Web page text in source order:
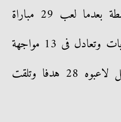
المسابقة برصيد 40 نقطة بعدما لعب 29 مباراة
حقق الفوز فى 9 مباريات وتعادل فى 13 مواجهة
وخسر 7 لقاءات وسجل لاعبوه 28 هدفا وتلقت